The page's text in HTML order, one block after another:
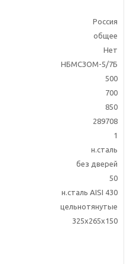
Россия
общее
Нет
НБМСЗОМ-5/7Б
500
700
850
289708
1
н.сталь
без дверей
50
н.сталь AISI 430
цельнотянутые
325х265х150